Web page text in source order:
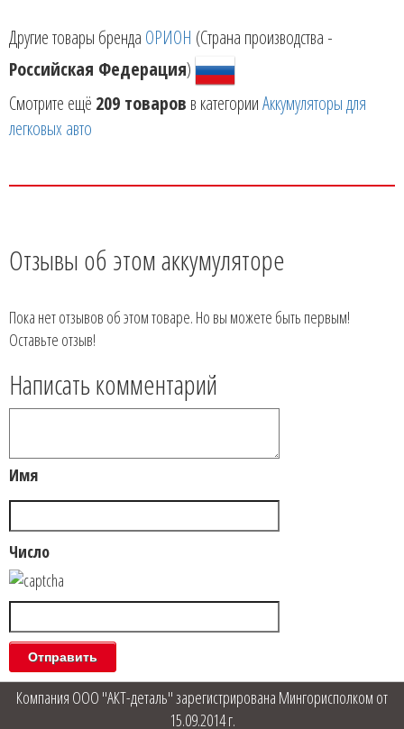
Другие товары бренда ОРИОН (Страна производства -
Российская Федерация)
Смотрите ещё 209 товаров в категорииАккумуляторы для
легковых авто
Отзывы об этом аккумуляторе
Пока нет отзывов об этом товаре. Но вы можете быть первым!
Оставьте отзыв!
Написать комментарий
Имя
Число
Компания ООО "АКТ-деталь" зарегистрирована Мингорисполком от
15.09.2014 г.